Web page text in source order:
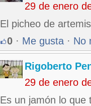
29 de enero
El picheo de
0 · Me gusta · No
Rigoberto
29 de enero
Es un jamón lo que